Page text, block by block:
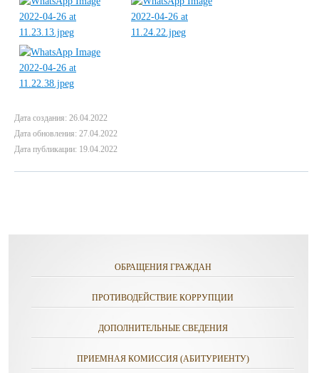
Дата создания: 26.04.2022
Дата обновления: 27.04.2022
Дата публикации: 19.04.2022
ОБРАЩЕНИЯ ГРАЖДАН
ПРОТИВОДЕЙСТВИЕ КОРРУПЦИИ
ДОПОЛНИТЕЛЬНЫЕ СВЕДЕНИЯ
ПРИЕМНАЯ КОМИССИЯ (АБИТУРИЕНТУ)